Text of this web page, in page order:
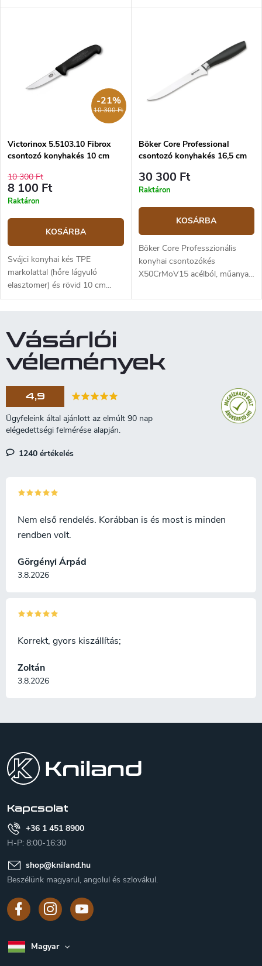
Csontozó kés, hús
markolattal és keskeny, ívelt, 12
acélból. Kicsontozó henteskés,
amelyet húsfeldolgozáshoz
10 300 Ft
-21%
Victorinox 5.5103.10 Fibrox
csontozó konyhakés 10 cm
10 300 Ft
8 100 Ft
Raktáron
KOSÁRBA
Svájci konyhai kés TPE
markolattal (hőre lágyuló
elasztomer) és rövid 10 cm
hosszú pengével, kiváló
feldolgozásra, elsősorban
kisebb darabokral, mint pl. nyúl
vagy baromfi.
Böker Core Professional
csontozó konyhakés 16,5 cm
30 300 Ft
Raktáron
KOSÁRBA
Böker Core Professzionális
konyhai csontozókés
X50CrMoV15 acélból, műanyag
16,5 cm.
Vásárlói
vélemények
4,9
1240 értékelés
Görgényi Árpád
3.8.2026
Nem első rendelés. Korábban is és most is minden
rendben volt.
Zoltán
3.8.2026
Korrekt, gyors kiszállítás;
Kapcsolat
+36 1 451 8900
H-P: 8:00-16:30
shop@kniland.hu
Beszélünk magyarul, angolul és szlovákul.
Magyar